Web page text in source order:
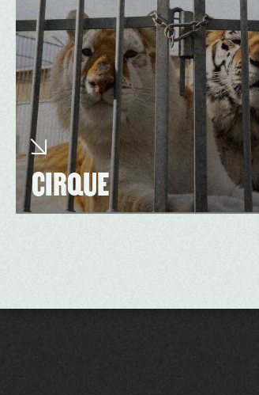
CIRQUE